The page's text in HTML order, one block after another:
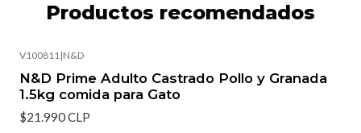
Productos recomendados
V100811|N&D
N&D Prime Adulto Castrado Pollo y Granada
1.5kg comida para Gato
$21.990 CLP